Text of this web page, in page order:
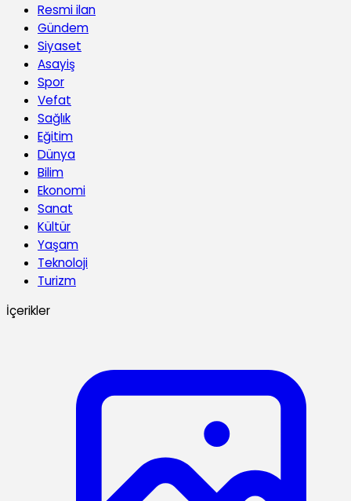
Resmi ilan
Gündem
Siyaset
Asayiş
Spor
Vefat
Sağlık
Eğitim
Dünya
Bilim
Ekonomi
Sanat
Kültür
Yaşam
Teknoloji
Turizm
İçerikler